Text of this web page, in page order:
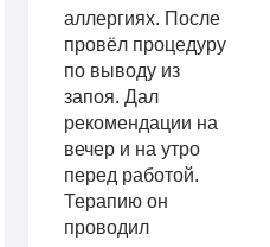
аллергиях. После
провёл процедуру
по выводу из
запоя. Дал
рекомендации на
вечер и на утро
перед работой.
Терапию он
проводил